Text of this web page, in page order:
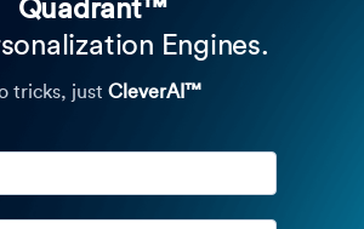
Quadrant™
Engines.
tricks, just CleverAI™